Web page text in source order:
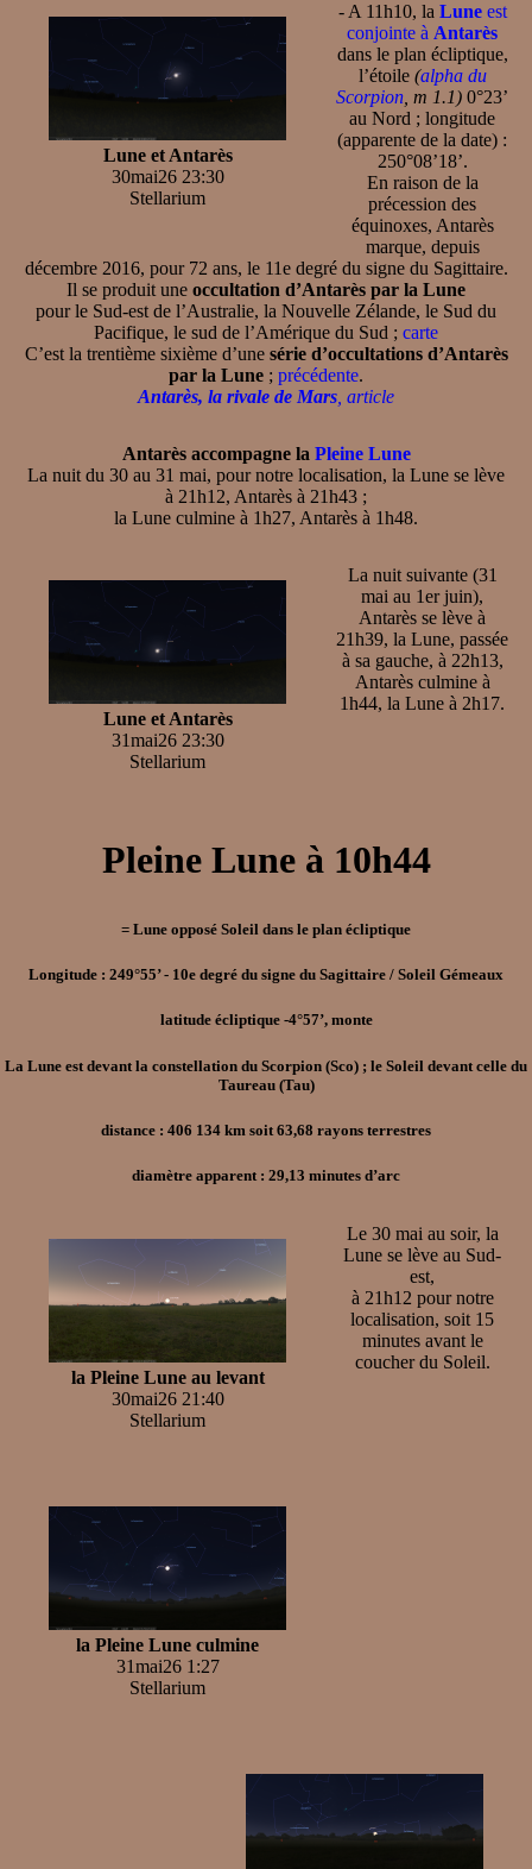
Lune et Antarès
30mai26 23:30
Stellarium
- A 11h10, la Luneest
conjointe à Antarès
dans le plan écliptique,
l’étoile (alpha du
Scorpion , m 1.1) 0°23’
au Nord ; longitude
(apparente de la date) :
250°08’18’.
En raison de la
précession des
équinoxes, Antarès
marque, depuis
décembre 2016, pour 72 ans, le 11e degré du signe du Sagittaire.
Il se produit une occultation d’Antarès par la Lune
pour le Sud-est de l’Australie, la Nouvelle Zélande, le Sud du
Pacifique, le sud de l’Amérique du Sud ; carte
C’est la trentième sixième d’une série d’occultations d’Antarès
par la Lune ; précédente.
Antarès, la rivale de Mars , article
Antarès accompagne la Pleine Lune
La nuit du 30 au 31 mai, pour notre localisation, la Lune se lève
à 21h12, Antarès à 21h43 ;
la Lune culmine à 1h27, Antarès à 1h48.
Lune et Antarès
31mai26 23:30
Stellarium
La nuit suivante (31
mai au 1er juin),
Antarès se lève à
21h39, la Lune, passée
à sa gauche, à 22h13,
Antarès culmine à
1h44, la Lune à 2h17.
Pleine Lune à 10h44
= Lune opposé Soleil dans le plan écliptique
Longitude : 249°55’ - 10e degré du signe du Sagittaire / Soleil Gémeaux
latitude écliptique -4°57’, monte
La Lune est devant la constellation du Scorpion (Sco) ; le Soleil devant celle du
Taureau (Tau)
distance : 406 134 km soit 63,68 rayons terrestres
diamètre apparent : 29,13 minutes d’arc
la Pleine Lune au levant
30mai26 21:40
Stellarium
Le 30 mai au soir, la
Lune se lève au Sud-
est,
à 21h12 pour notre
localisation, soit 15
minutes avant le
coucher du Soleil.
la Pleine Lune culmine
31mai26 1:27
Stellarium